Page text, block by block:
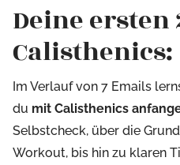
Deine ersten
Calisthenics:
Im Verlauf von 7 Emails
du mit Calisthenics
Selbstcheck, über die
Workout, bis hin zu klaren